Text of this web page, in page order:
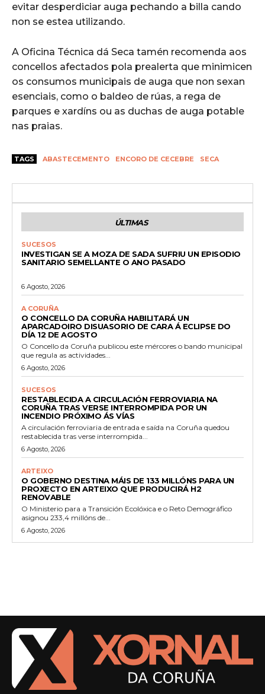
evitar desperdiciar auga pechando a billa cando
non se estea utilizando.
A Oficina Técnica dá Seca tamén recomenda aos
concellos afectados pola prealerta que minimicen
os consumos municipais de auga que non sexan
esenciais, como o baldeo de rúas, a rega de
parques e xardíns ou as duchas de auga potable
nas praias.
TAGS ABASTECEMENTO ENCORO DE CECEBRE SECA
ÚLTIMAS
SUCESOS
INVESTIGAN SE A MOZA DE SADA SUFRIU UN EPISODIO
SANITARIO SEMELLANTE O ANO PASADO
6 Agosto, 2026
A CORUÑA
O CONCELLO DA CORUÑA HABILITARÁ UN
APARCADOIRO DISUASORIO DE CARA Á ECLIPSE DO
DÍA 12 DE AGOSTO
O Concello da Coruña publicou este mércores o bando municipal
que regula as actividades...
6 Agosto, 2026
SUCESOS
RESTABLECIDA A CIRCULACIÓN FERROVIARIA NA
CORUÑA TRAS VERSE INTERROMPIDA POR UN
INCENDIO PRÓXIMO ÁS VÍAS
A circulación ferroviaria de entrada e saída na Coruña quedou
restablecida tras verse interrompida...
6 Agosto, 2026
ARTEIXO
O GOBERNO DESTINA MÁIS DE 133 MILLÓNS PARA UN
PROXECTO EN ARTEIXO QUE PRODUCIRÁ H2
RENOVABLE
O Ministerio para a Transición Ecolóxica e o Reto Demográfico
asignou 233,4 millóns de...
6 Agosto, 2026